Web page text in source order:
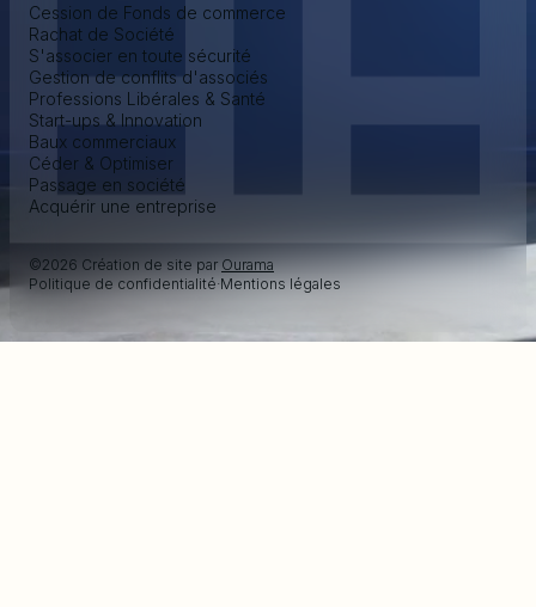
Cession de Fonds de commerce
Rachat de Société
S'associer en toute sécurité
Gestion de conflits d'associés
Professions Libérales & Santé
Start-ups & Innovation
Baux commerciaux
Céder & Optimiser
Passage en société
Acquérir une entreprise
©2026 Création de site par Ourama
Politique de confidentialité·Mentions légales